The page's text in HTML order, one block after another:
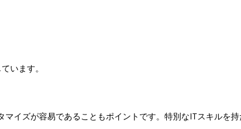
います。
イズが容易であることもポイントです。特別なITスキルを